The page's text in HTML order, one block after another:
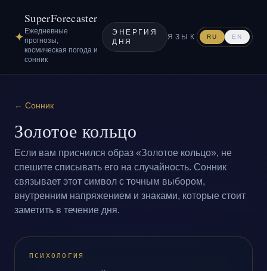
✦
SuperForecaster
Ежедневные
прогнозы,
космическая погода и
сонник
ЭНЕРГИЯ
ДНЯ
ЯЗЫК RU EN
← Сонник
Золотое кольцо
Если вам приснился образ «Золотое кольцо», не
спешите списывать его на случайность. Сонник
связывает этот символ с точным выбором,
внутренним напряжением и знаками, которые стоит
заметить в течение дня.
ПСИХОЛОГИЯ